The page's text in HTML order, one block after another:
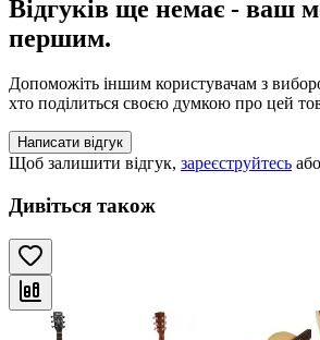
Відгуків ще немає - ваш
першим.
Допоможіть іншим користувачам з
хто поділиться своєю думкою про цей
Написати відгук
Щоб залишити відгук, зареєструйтесь або
Дивіться також